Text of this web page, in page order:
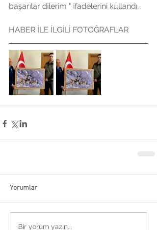
başarılar dilerim " ifadelerini kullandı.
HABER İLE İLGİLİ FOTOĞRAFLAR
Yorumlar
Bir yorum yazın...